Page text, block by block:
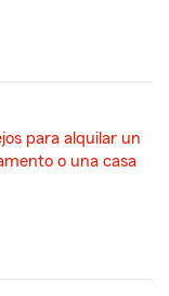
para alquilar un
o una casa